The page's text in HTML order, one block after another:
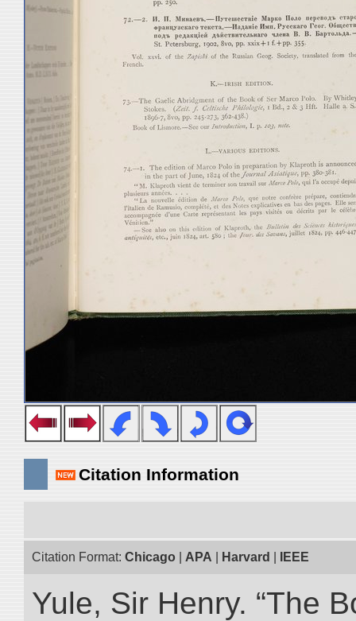
Citation Information
Citation Format: Chicago APA Harvard IEEE
Yule, Sir Henry. “The